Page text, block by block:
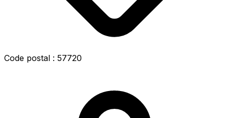
Code postal : 57720